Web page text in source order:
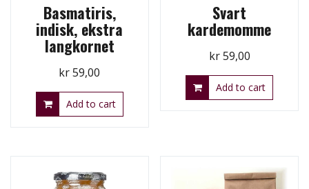
Basmatiris,
indisk, ekstra
langkornet
kr59,00
Add to cart
Svart
kardemomme
kr59,00
Add to cart